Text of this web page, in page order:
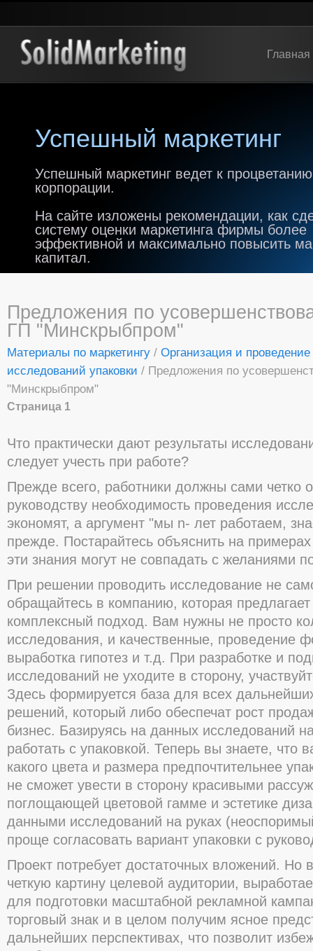
Главная
Успешный маркетинг
Успешный маркетинг ведет к процветанию
корпорации.
На сайте изложены рекомендации, как
систему оценки маркетинга фирмы более
эффективной и максимально повысить
капитал.
Предложения по
ГП "Минскрыбпром"
Материалы по маркетингу / Организация и проведение
исследований упаковки / Предложения по
"Минскрыбпром"
Страница 1
Что практически дают результаты
следует учесть при работе?
Прежде всего, работники должны сами четко
руководству необходимость проведения
экономят, а аргумент "мы n- лет работаем,
прежде. Постарайтесь объяснить на
эти знания могут не совпадать с желаниями
При решении проводить исследование не
обращайтесь в компанию, которая
комплексный подход. Вам нужны не просто
исследования, и качественные, проведение
выработка гипотез и т.д. При разработке и
исследований не уходите в сторону,
Здесь формируется база для всех
решений, который либо обеспечат рост
бизнес. Базируясь на данных исследований
работать с упаковкой. Теперь вы знаете, что
какого цвета и размера предпочтительнее
не сможет увести в сторону красивыми
поглощающей цветовой гамме и эстетике
данными исследований на руках
проще согласовать вариант упаковки с
Проект потребует достаточных вложений. Но
четкую картину целевой аудитории,
для подготовки масштабной рекламной
торговый знак и в целом получим ясное
дальнейших перспективах, что позволит